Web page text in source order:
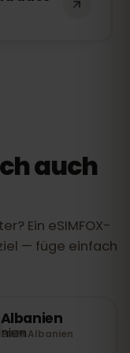
Tablet
auch
Ein eSIMFOX-
— füge einfach
Albanien
eSIM Albanien